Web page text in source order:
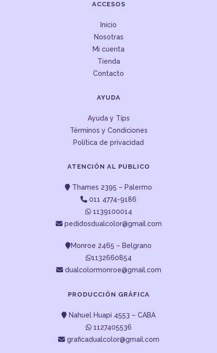
ACCESOS
Inicio
Nosotras
Mi cuenta
Tienda
Contacto
AYUDA
Ayuda y Tips
Términos y Condiciones
Política de privacidad
ATENCIÓN AL PUBLICO
Thames 2395 – Palermo
011 4774-9186
1139100014
pedidosdualcolor@gmail.com
Monroe 2465 – Belgrano
1132660854
dualcolormonroe@gmail.com
PRODUCCIÓN GRÁFICA
Nahuel Huapi 4553 – CABA
1127405536
graficadualcolor@gmail.com